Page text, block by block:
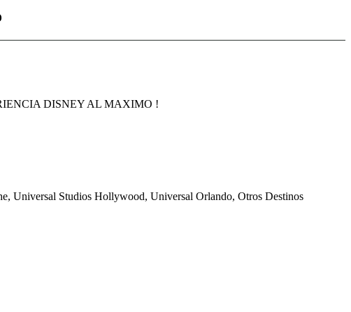
DISNEY AL MAXIMO !
Universal Studios Hollywood, Universal Orlando, Otros Destinos